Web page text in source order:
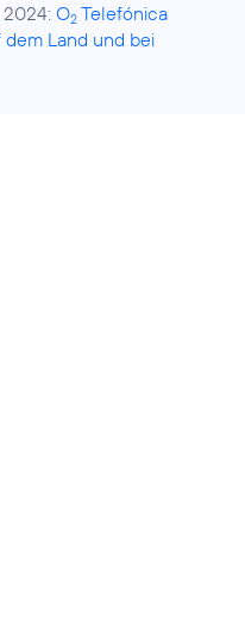
2024: O2 Telefónica
Land und bei